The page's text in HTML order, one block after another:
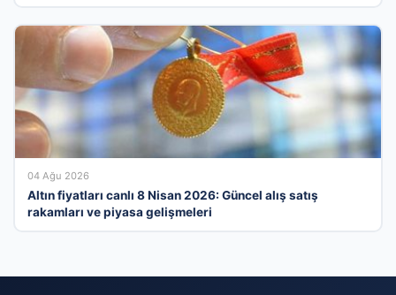
04 Ağu 2026
Altın fiyatları canlı 8 Nisan 2026: Güncel alış satış
rakamları ve piyasa gelişmeleri